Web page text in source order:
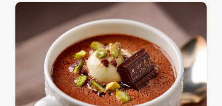
Redécouvrez le plaisir dun Dessert
Chocolat denfance avec cette Mousse au
Chocolat au Lait Ultraaérienne et onctueuse
elle est simple à réussir grâce à nos…